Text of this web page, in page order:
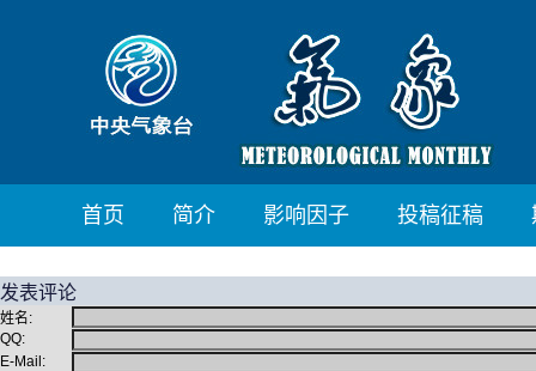
首页 简介 影响因子 投稿征稿
发表评论
姓名:
QQ:
E-Mail: